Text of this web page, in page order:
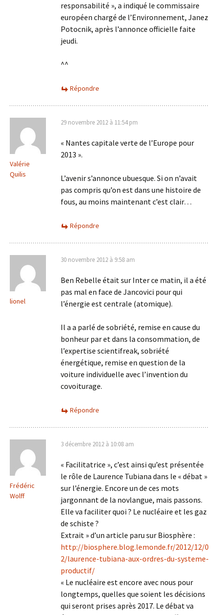
responsabilité », a indiqué le commissaire
européen chargé de l’Environnement, Janez
Potocnik, après l’annonce officielle faite
jeudi.
^^
Répondre
Valérie
Quilis
29 novembre 2012 à 11:54 pm
« Nantes capitale verte de l’Europe pour
2013 ».
L’avenir s’annonce ubuesque. Si on n’avait
pas compris qu’on est dans une histoire de
fous, au moins maintenant c’est clair…
Répondre
lionel
30 novembre 2012 à 9:58 am
Ben Rebelle était sur Inter ce matin, il a été
pas mal en face de Jancovici pour qui
l’énergie est centrale (atomique).
Il a a parlé de sobriété, remise en cause du
bonheur par et dans la consommation, de
l’expertise scientifreak, sobriété
énergétique, remise en question de la
voiture individuelle avec l’invention du
covoiturage.
Répondre
Frédéric
Wolff
3 décembre 2012 à 10:08 am
« Facilitatrice », c’est ainsi qu’est présentée
le rôle de Laurence Tubiana dans le « débat »
sur l’énergie. Encore un de ces mots
jargonnant de la novlangue, mais passons.
Elle va faciliter quoi ? Le nucléaire et les gaz
de schiste ?
Extrait » d’un article paru sur Biosphère :
http://biosphere.blog.lemonde.fr/2012/12/0
2/laurence-tubiana-aux-ordres-du-systeme-
productif/
« Le nucléaire est encore avec nous pour
longtemps, quelles que soient les décisions
qui seront prises après 2017. Le débat va